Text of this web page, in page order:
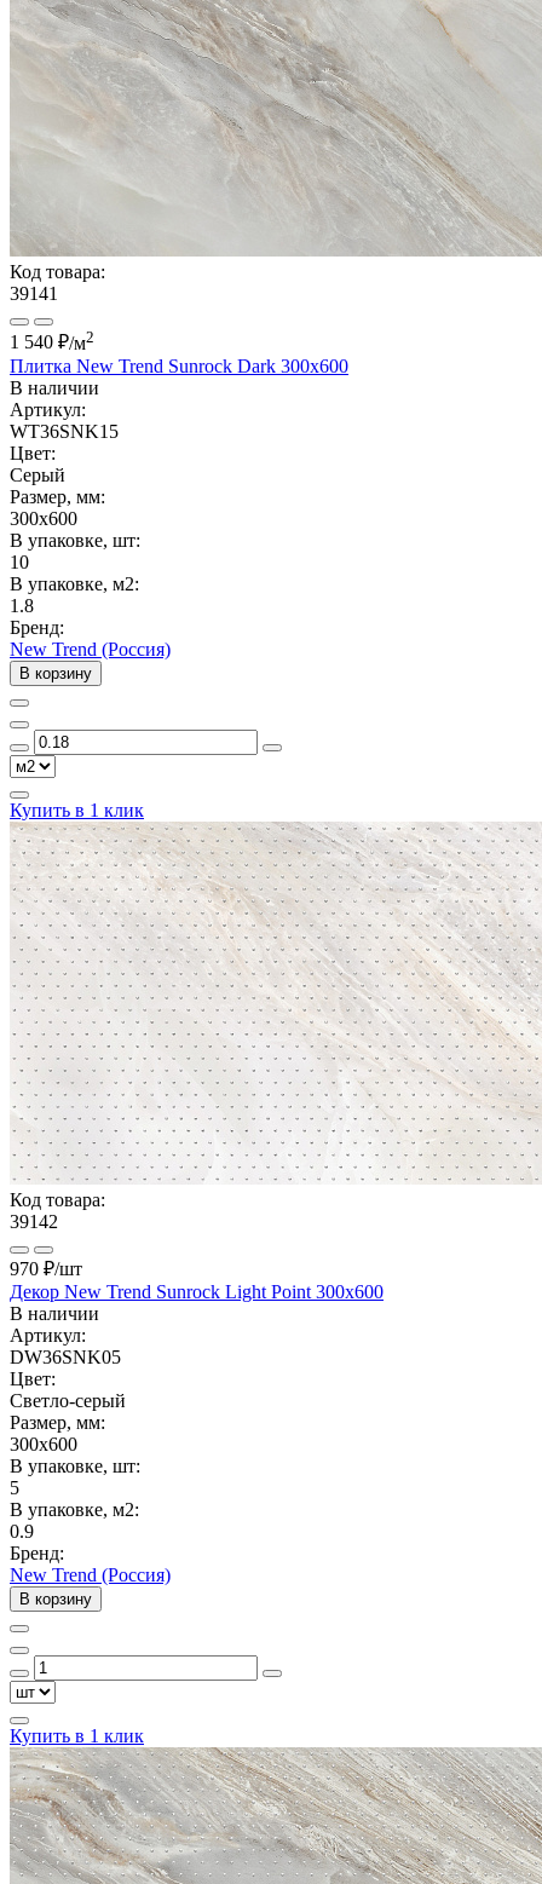
Код товара:
39141
1 540 ₽/м2
Плитка New Trend Sunrock Dark 300x600
В наличии
Артикул:
WT36SNK15
Цвет:
Серый
Размер, мм:
300x600
В упаковке, шт:
10
В упаковке, м2:
1.8
Бренд:
New Trend (Россия)
В корзину
Купить в 1 клик
Код товара:
39142
970 ₽/шт
Декор New Trend Sunrock Light Point 300x600
В наличии
Артикул:
DW36SNK05
Цвет:
Светло-серый
Размер, мм:
300x600
В упаковке, шт:
5
В упаковке, м2:
0.9
Бренд:
New Trend (Россия)
В корзину
Купить в 1 клик